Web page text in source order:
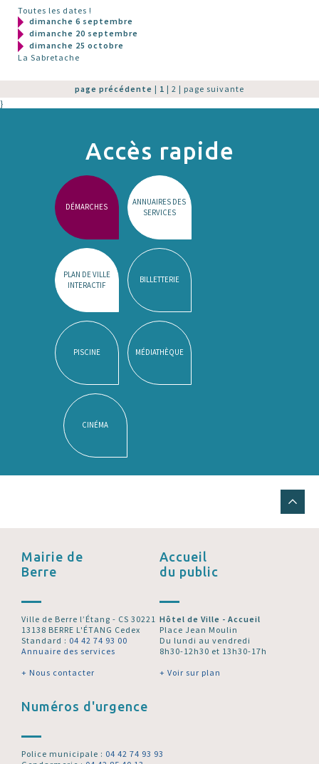
Toutes les dates !
dimanche 6 septembre
dimanche 20 septembre
dimanche 25 octobre
La Sabretache
page précédente | 1 | 2 | page suivante
}
Accès rapide
DÉMARCHES
ANNUAIRES DES
SERVICES
PLAN DE VILLE
INTERACTIF
BILLETTERIE
PISCINE MÉDIATHÈQUE
CINÉMA
Mairie de
Berre
Ville de Berre l’Étang - CS 30221
13138 BERRE L'ÉTANG Cedex
Standard : 04 42 74 93 00
Annuaire des services
+ Nous contacter
Accueil
du public
Hôtel de Ville - Accueil
Place Jean Moulin
Du lundi au vendredi
8h30-12h30 et 13h30-17h
+ Voir sur plan
Numéros d'urgence
Police municipale : 04 42 74 93 93